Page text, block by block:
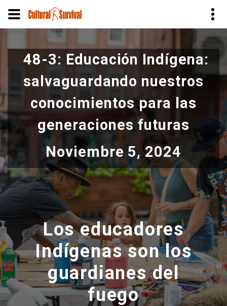
al
contenido
principal
48-3: Educación Indígena:
salvaguardando nuestros
conocimientos para las
generaciones futuras
Noviembre 5, 2024
Los educadores
Indígenas son los
guardianes del
fuego